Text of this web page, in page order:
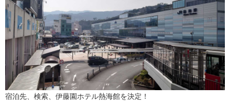
宿泊先、検索、伊藤園ホテル熱海館を決定！